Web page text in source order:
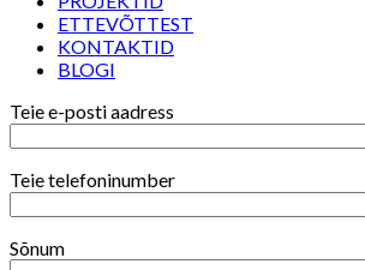
ETTEVÕTTEST
KONTAKTID
BLOGI
Teie e-posti aadress
Teie telefoninumber
Sõnum